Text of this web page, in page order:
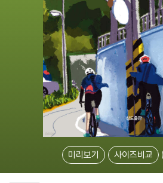
미리보기 사이즈비교